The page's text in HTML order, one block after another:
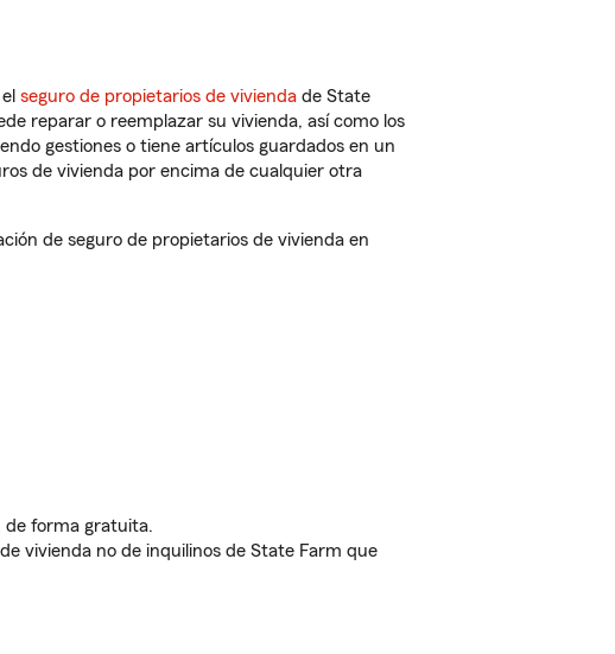
seguro de propietarios de vivienda de State
reparar o reemplazar su vivienda, así como los
gestiones o tiene artículos guardados en un
de vivienda por encima de cualquier otra
de seguro de propietarios de vivienda en
de forma gratuita.
vivienda no de inquilinos de State Farm que